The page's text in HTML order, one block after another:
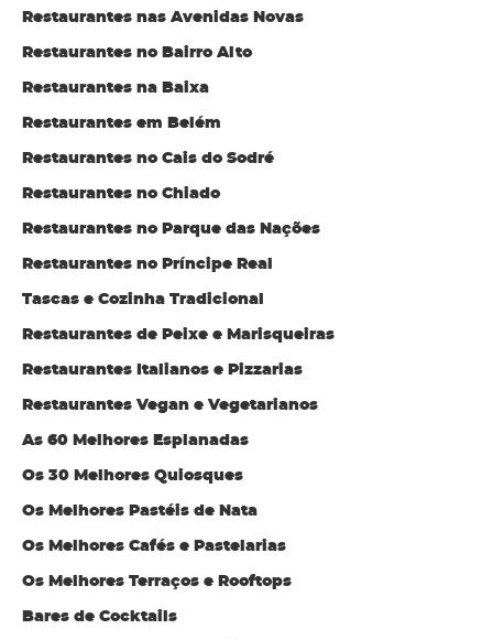
Restaurantes nas Avenidas Novas
Restaurantes no Bairro Alto
Restaurantes na Baixa
Restaurantes em Belém
Restaurantes no Cais do Sodré
Restaurantes no Chiado
Restaurantes no Parque das Nações
Restaurantes no Príncipe Real
Tascas e Cozinha Tradicional
Restaurantes de Peixe e Marisqueiras
Restaurantes Italianos e Pizzarias
Restaurantes Vegan e Vegetarianos
As 60 Melhores Esplanadas
Os 30 Melhores Quiosques
Os Melhores Pastéis de Nata
Os Melhores Cafés e Pastelarias
Os Melhores Terraços e Rooftops
Bares de Cocktails